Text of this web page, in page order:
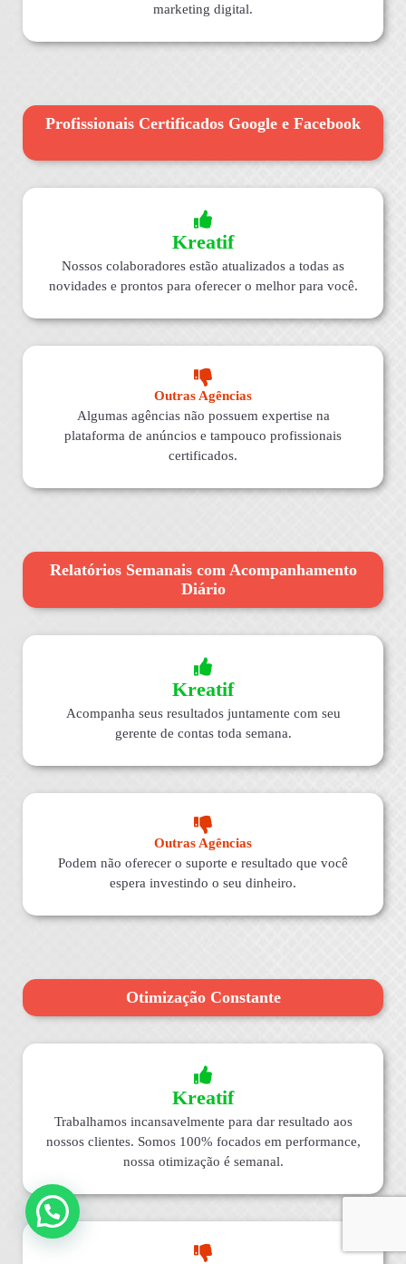
marketing digital.
Profissionais Certificados Google e Facebook
Kreatif
Nossos colaboradores estão atualizados a todas as
novidades e prontos para oferecer o melhor para você.
Outras Agências
Algumas agências não possuem expertise na
plataforma de anúncios e tampouco profissionais
certificados.
Relatórios Semanais com Acompanhamento
Diário
Kreatif
Acompanha seus resultados juntamente com seu
gerente de contas toda semana.
Outras Agências
Podem não oferecer o suporte e resultado que você
espera investindo o seu dinheiro.
Otimização Constante
Kreatif
Trabalhamos incansavelmente para dar resultado aos
nossos clientes. Somos 100% focados em performance,
nossa otimização é semanal.